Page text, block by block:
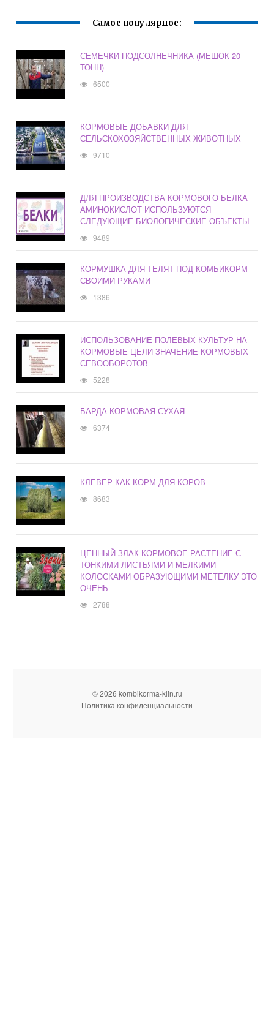
Самое популярное:
СЕМЕЧКИ ПОДСОЛНЕЧНИКА (МЕШОК 20
ТОНН)
6500
КОРМОВЫЕ ДОБАВКИ ДЛЯ
СЕЛЬСКОХОЗЯЙСТВЕННЫХ ЖИВОТНЫХ
9710
ДЛЯ ПРОИЗВОДСТВА КОРМОВОГО БЕЛКА
АМИНОКИСЛОТ ИСПОЛЬЗУЮТСЯ
СЛЕДУЮЩИЕ БИОЛОГИЧЕСКИЕ ОБЪЕКТЫ
9489
КОРМУШКА ДЛЯ ТЕЛЯТ ПОД КОМБИКОРМ
СВОИМИ РУКАМИ
1386
ИСПОЛЬЗОВАНИЕ ПОЛЕВЫХ КУЛЬТУР НА
КОРМОВЫЕ ЦЕЛИ ЗНАЧЕНИЕ КОРМОВЫХ
СЕВООБОРОТОВ
5228
БАРДА КОРМОВАЯ СУХАЯ
6374
КЛЕВЕР КАК КОРМ ДЛЯ КОРОВ
8683
ЦЕННЫЙ ЗЛАК КОРМОВОЕ РАСТЕНИЕ С
ТОНКИМИ ЛИСТЬЯМИ И МЕЛКИМИ
КОЛОСКАМИ ОБРАЗУЮЩИМИ МЕТЕЛКУ ЭТО
ОЧЕНЬ
2788
© 2026 kombikorma-klin.ru
Политика конфиденциальности